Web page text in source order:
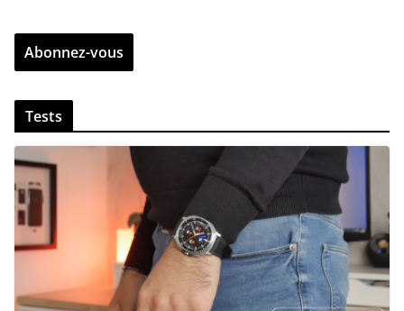
r
z
v
t
r
e
e
m
i
Abonnez-vous
Tests